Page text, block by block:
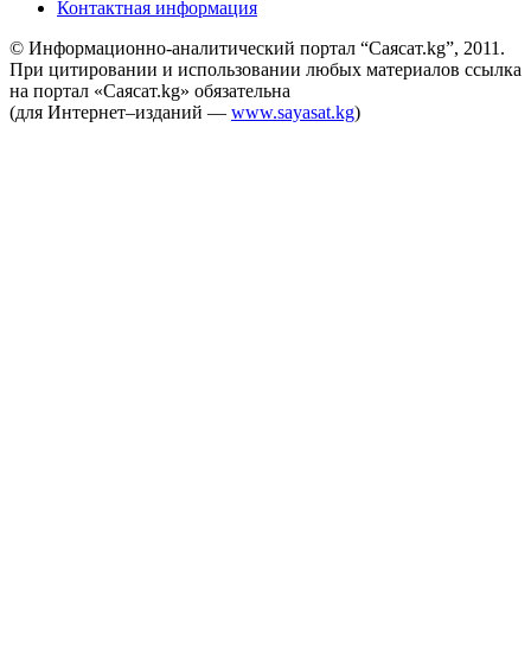
Контактная информация
© Информационно-аналитический портал “Саясат.kg”, 2011.
При цитировании и использовании любых материалов ссылка
на портал «Саясат.kg» обязательна
(для Интернет–изданий — www.sayasat.kg)